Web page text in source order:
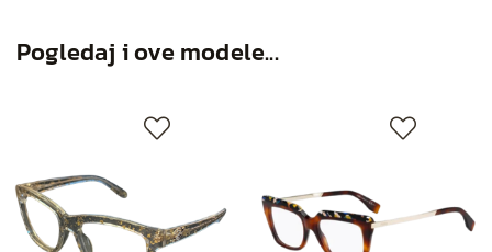
Pogledaj i ove modele...